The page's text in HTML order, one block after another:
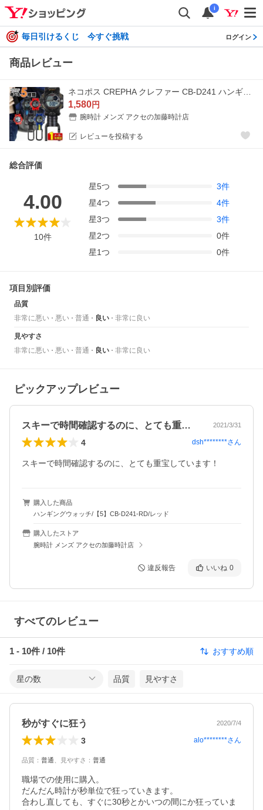
i
毎日引けるくじ 今すぐ挑戦 ログイン
商品レビュー
1,580円
腕時計 メンズ アクセの加藤時計店
レビューを投稿する
総合評価
4.00
10件
星5つ 3件
星4つ 4件
星3つ 3件
星2つ 0件
星1つ 0件
項目別評価
品質
非常に悪い
悪い 普通 良い 非常に良い
見やすさ
非常に悪い
悪い 普通 良い 非常に良い
ピックアップレビュー
スキーで時間確認するのに、とても重宝し… 2021/3/31
4 dsh********さん
スキーで時間確認するのに、とても重宝しています！
購入した商品
ハンギングウォッチ/【5】CB-D241-RD/レッド
購入したストア
腕時計 メンズ アクセの加藤時計店
違反報告 いいね 0
すべてのレビュー
1 - 10件 / 10件 おすすめ順
星の数 品質 見やすさ
秒がすぐに狂う 2020/7/4
3 alo********さん
品質 ： 普通 見やすさ ： 普通
職場での使用に購入。
だんだん時計が秒単位で狂っていきます。
合わし直しても、すぐに30秒とかいつの間にか狂っていま